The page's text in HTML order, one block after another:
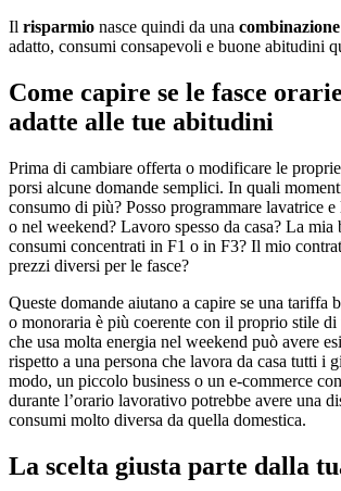
Il risparmio nasce quindi da una
adatto, consumi consapevoli e buone abitudini
Come capire se le fasce
adatte alle tue abitudini
Prima di cambiare offerta o modificare le
porsi alcune domande semplici. In quali
consumo di più? Posso programmare lavatrice
o nel weekend? Lavoro spesso da casa? La mia
consumi concentrati in F1 o in F3? Il mio
prezzi diversi per le fasce?
Queste domande aiutano a capire se una tariffa
o monoraria è più coerente con il proprio stile
che usa molta energia nel weekend può avere
rispetto a una persona che lavora da casa tutti i
modo, un piccolo business o un e-commerce
durante l’orario lavorativo potrebbe avere una
consumi molto diversa da quella domestica.
La scelta giusta parte dalla